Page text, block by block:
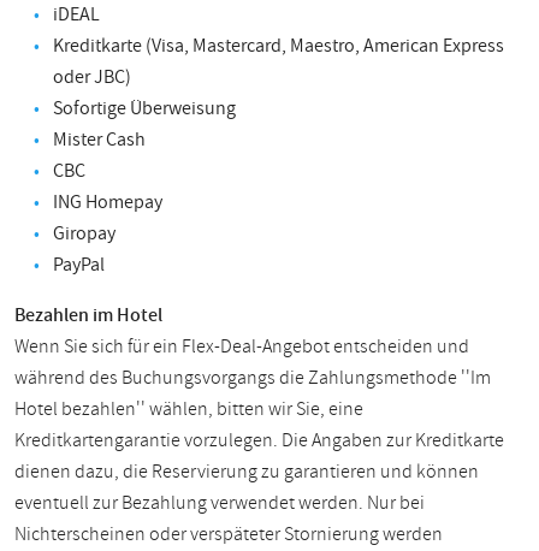
iDEAL
Kreditkarte (Visa, Mastercard, Maestro, American Express
oder JBC)
Sofortige Überweisung
Mister Cash
CBC
ING Homepay
Giropay
PayPal
Bezahlen im Hotel
Wenn Sie sich für ein Flex-Deal-Angebot entscheiden und
während des Buchungsvorgangs die Zahlungsmethode ''Im
Hotel bezahlen'' wählen, bitten wir Sie, eine
Kreditkartengarantie vorzulegen. Die Angaben zur Kreditkarte
dienen dazu, die Reservierung zu garantieren und können
eventuell zur Bezahlung verwendet werden. Nur bei
Nichterscheinen oder verspäteter Stornierung werden